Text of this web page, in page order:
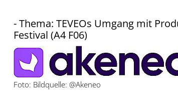
- Thema: TEVEOs Umgang mit
Festival (A4 F06)
Foto: Bildquelle: @Akeneo